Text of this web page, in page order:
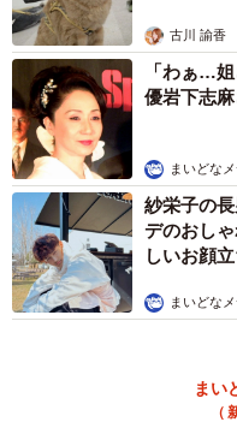
古川 諭香
「わぁ…
優岩下志
まいどな
紗栄子の
デのおし
しいお顔
まいどな
まい
（